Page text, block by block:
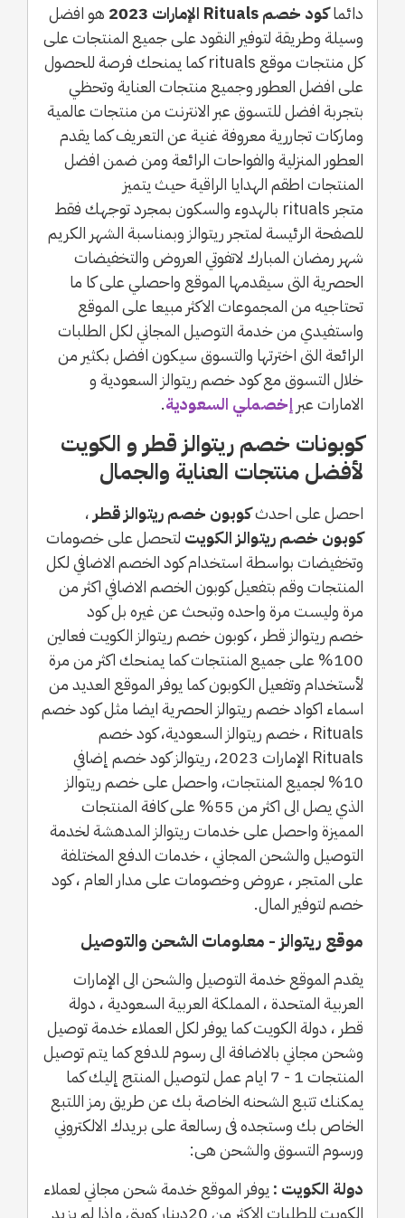
دائماكود خصم Rituals الإمارات 2023
هو افضل
وسيلة وطريقة لتوفير النقود على جميع المنتجات على
كل منتجات موقع rituals كما يمنحك فرصة للحصول
على افضل العطور وجميع منتجات العناية وتحظي
بتجربة افضل للتسوق عبر الانترنت من منتجات عالمية
وماركات تجاررية معروفة غنية عن التعريف كما يقدم
العطور المنزلية والفواحات الرائعة ومن ضمن افضل
المنتجات اطقم الهدايا الراقية حيث يتميز
متجر rituals بالهدوء والسكون بمجرد توجهك فقط
للصفحة الرئيسة لمتجر ريتوالز وبمناسبة الشهر الكريم
شهر رمضان المبارك لاتفوتي العروض والتخفيضات
الحصرية التى سيقدمها الموقع واحصلي على كا ما
تحتاجيه من المجموعات الاكثر مبيعا على الموقع
واستفيدي من خدمة التوصيل المجاني لكل الطلبات
الرائعة التى اخترتها والتسوق سيكون افضل بكثير من
خلال التسوق مع كود خصم ريتوالز السعودية و
الامارات عبر إخصملي السعودية.
كوبونات خصم ريتوالز قطر و الكويت
لأفضل منتجات العناية والجمال
احصل على احدثكوبون خصم ريتوالز قطر ،
كوبون خصم ريتوالز الكويت لتحصل على خصومات
وتخفيضات بواسطة استخدام كود الخصم الاضافي لكل
المنتجات وقم بتفعيل كوبون الخصم الاضافي اكثر من
مرة وليست مرة واحده وتبحث عن غيره بل كود
خصم ريتوالز قطر ، كوبون خصم ريتوالز الكويت فعالين
100% على جميع المنتجات كما يمنحك اكثر من مرة
لأستخدام وتفعيل الكوبون كما يوفر الموقع العديد من
اسماء اكواد خصم ريتوالز الحصرية ايضا مثل كود خصم
Rituals ، خصم ريتوالز السعودية، كود خصم
Rituals الإمارات 2023، ريتوالز كود خصم إضافي
10% لجميع المنتجات، واحصل على خصم ريتوالز
الذي يصل الى اكثر من 55% على كافة المنتجات
المميزة واحصل على خدمات ريتوالز المدهشة لخدمة
التوصيل والشحن المجاني ، خدمات الدفع المختلفة
على المتجر ، عروض وخصومات على مدار العام ، كود
خصم لتوفير المال.
موقع ريتوالز - معلومات الشحن والتوصيل
يقدم الموقع خدمة التوصيل والشحن الى الإمارات
العربية المتحدة ، المملكة العربية السعودية ، دولة
قطر ، دولة الكويت كما يوفر لكل العملاء خدمة توصيل
وشحن مجاني بالاضافة الى رسوم للدفع كما يتم توصيل
المنتجات 1 - 7 ايام عمل لتوصيل المنتج إليك كما
يمكنك تتبع الشحنه الخاصة بك عن طريق رمز اللتبع
الخاص بك وستجده فى رسالعة على بريدك الالكتروني
ورسوم التسوق والشحن هى:
دولة الكويت : يوفر الموقع خدمة شحن مجاني لعملاء